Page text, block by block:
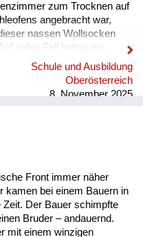
zum Trocknen auf
angebracht war,
nassen Wollsocken
jeden Fall hatten wir
mit viel
Schule und Ausbildung
Oberösterreich
8. November 2025
Front immer näher
kamen bei einem Bauern in
Zeit. Der Bauer schimpfte
Bruder – andauernd.
mit einem winzigen